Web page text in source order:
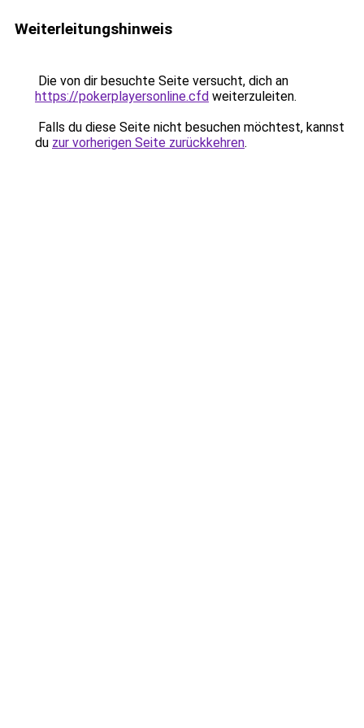
Weiterleitungshinweis
Die von dir besuchte Seite versucht, dich an
https://pokerplayersonline.cfd weiterzuleiten.
Falls du diese Seite nicht besuchen möchtest, kannst
du zur vorherigen Seite zurückkehren.